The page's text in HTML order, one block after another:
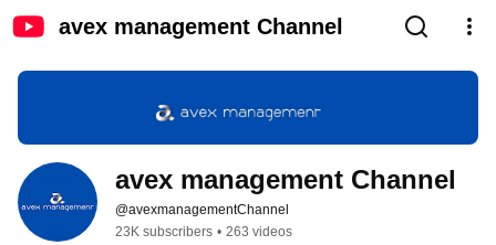
avex management Channel
avex management Channel
@avexmanagementChannel
23K subscribers • 263 videos